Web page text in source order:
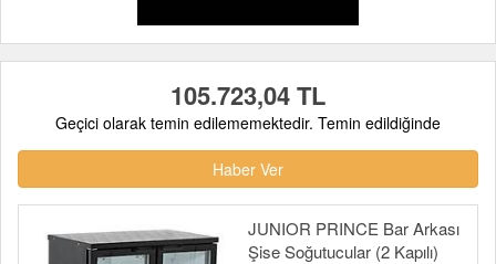
105.723,04 TL
Geçici olarak temin edilememektedir. Temin edildiğinde
Haber Ver
JUNIOR PRINCE Bar Arkası
Şise Soğutucular (2 Kapılı)